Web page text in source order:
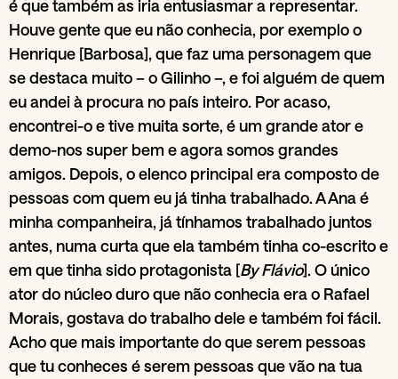
é que também as iria entusiasmar a representar.
Houve gente que eu não conhecia, por exemplo o
Henrique [Barbosa], que faz uma personagem que
se destaca muito – o Gilinho –, e foi alguém de quem
eu andei à procura no país inteiro. Por acaso,
encontrei-o e tive muita sorte, é um grande ator e
demo-nos super bem e agora somos grandes
amigos. Depois, o elenco principal era composto de
pessoas com quem eu já tinha trabalhado. A Ana é
minha companheira, já tínhamos trabalhado juntos
antes, numa curta que ela também tinha co-escrito e
em que tinha sido protagonista [By Flávio]. O único
ator do núcleo duro que não conhecia era o Rafael
Morais, gostava do trabalho dele e também foi fácil.
Acho que mais importante do que serem pessoas
que tu conheces é serem pessoas que vão na tua